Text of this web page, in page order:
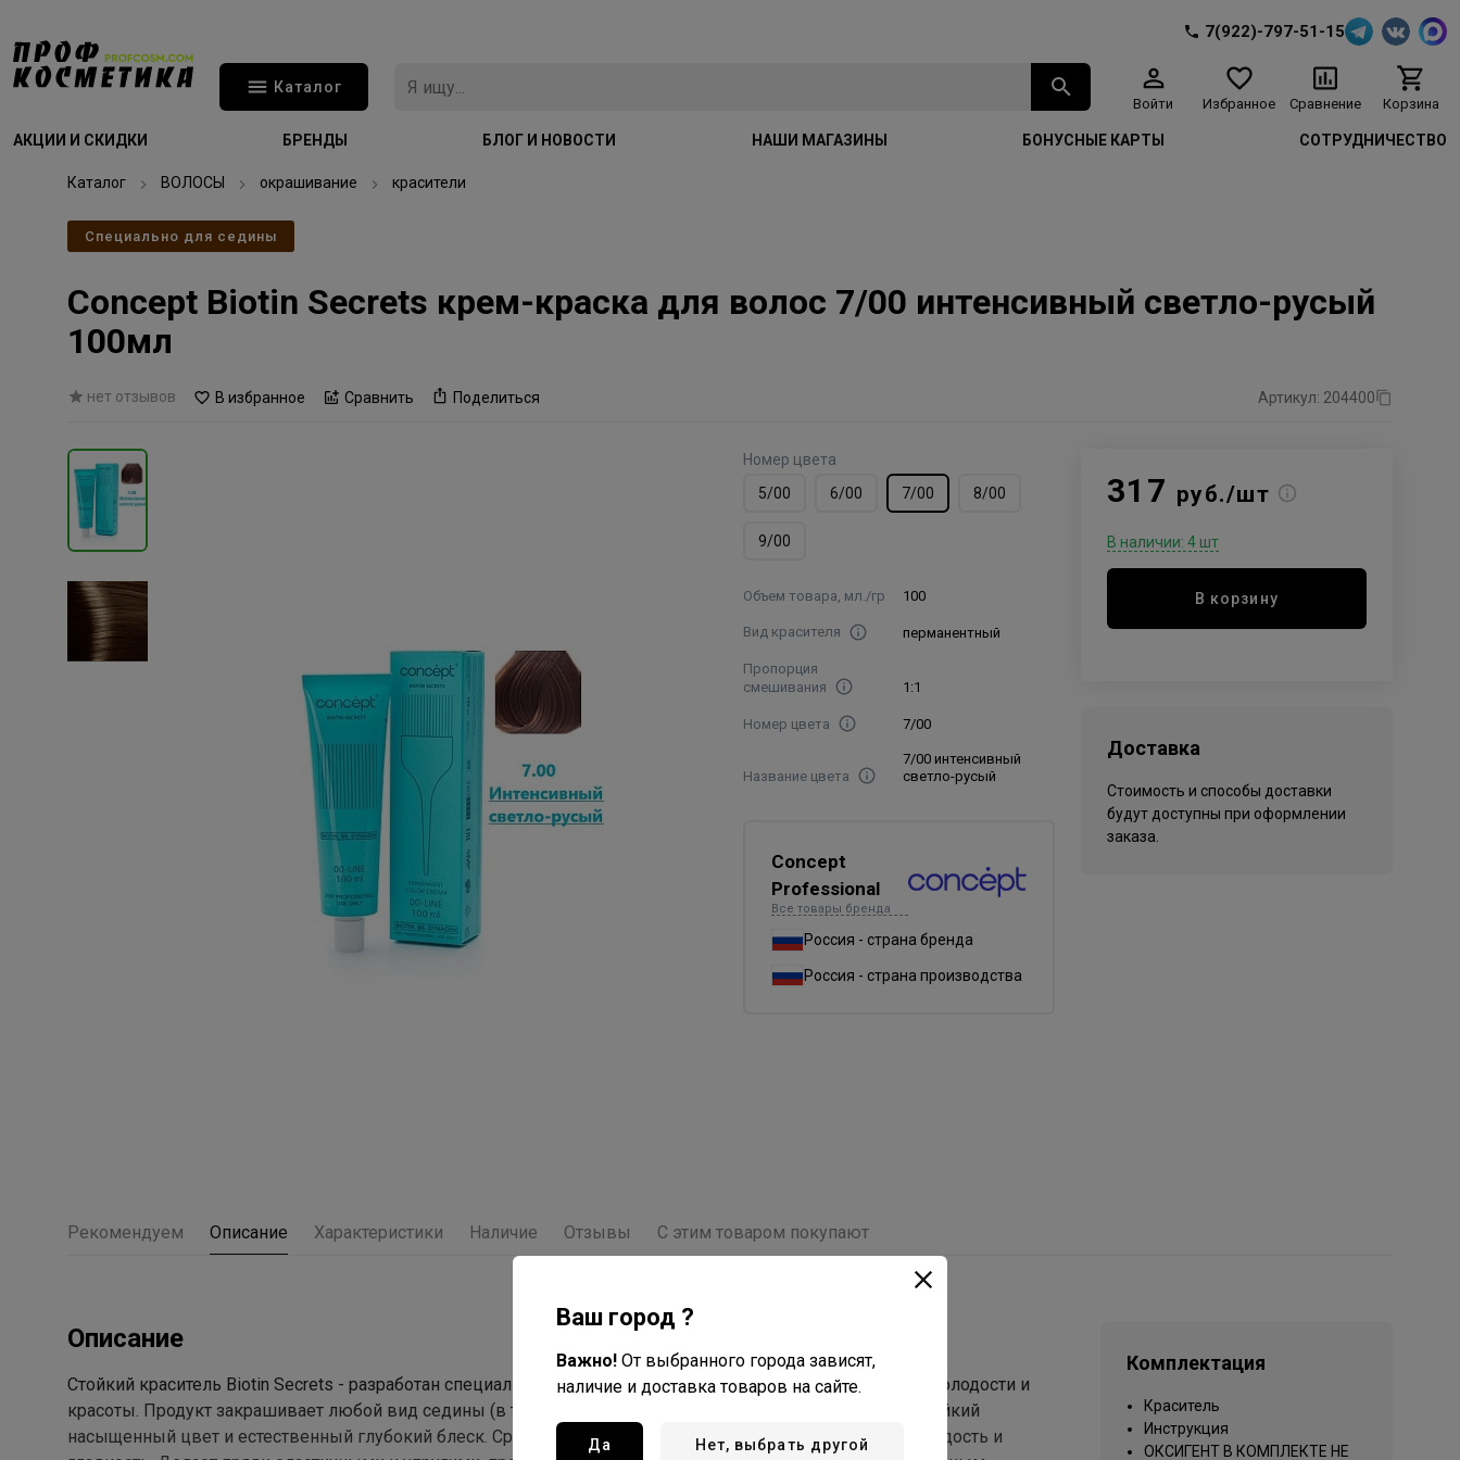
7(922)-797-51-15
Каталог
Войти Избранное Сравнение Корзина
АКЦИИ И СКИДКИ БРЕНДЫ БЛОГ И НОВОСТИ НАШИ МАГАЗИНЫ БОНУСНЫЕ КАРТЫ СОТРУДНИЧЕСТВО
Каталог ВОЛОСЫ окрашивание красители
Специально для седины
Concept Biotin Secrets крем-краска для волос 7/00 интенсивный светло-русый
100мл
нет отзывов В избранное Сравнить Поделиться Артикул: 204400
Номер цвета
5/00
6/00 7/00 8/00
9/00
Объем товара, мл./гр 100
Вид красителя перманентный
Пропорция
смешивания
1:1
Номер цвета 7/00
Название цвета
7/00 интенсивный
светло-русый
Concept
Professional
Все товары бренда
Россия - страна бренда
Россия - страна производства
317 руб./шт
В наличии: 4 шт
В корзину
Доставка
Стоимость и способы доставки
будут доступны при оформлении
заказа.
Рекомендуем Описание Характеристики Наличие Отзывы С этим товаром покупают
Описание
Стойкий краситель Biotin Secrets - разработан специально для окрашивания седых волос, сохранения их молодости и
красоты. Продукт закрашивает любой вид седины (в том числе и стекловидную) на 100%. Гарантирует стойкий
насыщенный цвет и естественный глубокий блеск. Средство реконструирует волосы, возвращая им молодость и
Комплектация
Краситель
Инструкция
ОКСИГЕНТ В КОМПЛЕКТЕ НЕ
Ваш город ?
Важно! От выбранного города зависят,
наличие и доставка товаров на сайте.
Да Нет, выбрать другой